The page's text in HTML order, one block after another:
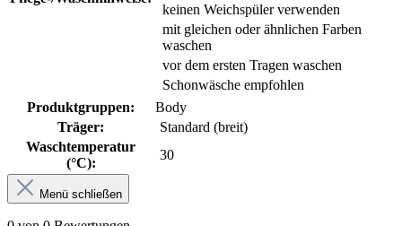
keinen Weichspüler verwenden
mit gleichen oder ähnlichen Farben
waschen
vor dem ersten Tragen waschen
Schonwäsche empfohlen
Produktgruppen:
Body
Träger:
Standard (breit)
Waschtemperatur
(°C):
30
Menü schließen